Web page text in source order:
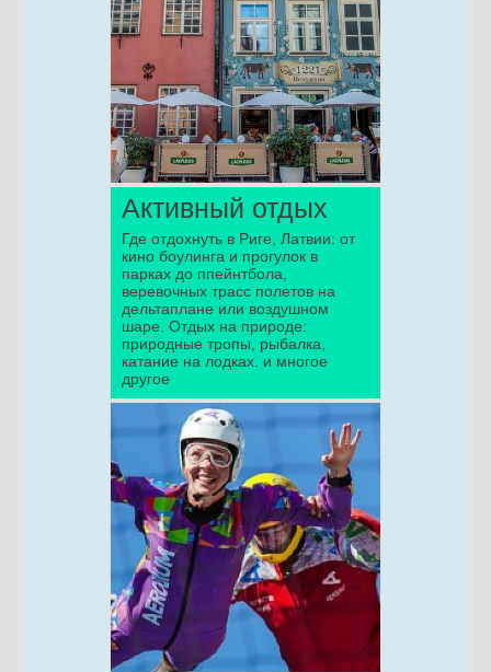
Активный отдых
Где отдохнуть в Риге, Латвии: от
кино боулинга и прогулок в
парках до ппейнтбола,
веревочных трасс полетов на
дельтаплане или воздушном
шаре. Отдых на природе:
природные тропы, рыбалка,
катание на лодках. и многое
другое